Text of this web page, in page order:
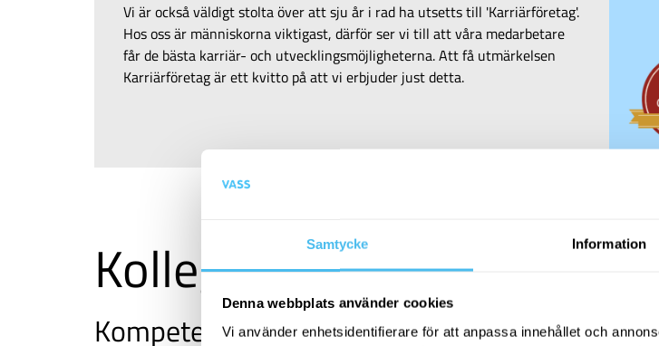
Samtycke Information
Denna webbplats använder cookies
Vi använder enhetsidentifierare för att anpassa innehållet och
Vi är också väldigt stolta över att sju år i rad ha utsetts till 'Karriärföretag'.
Hos oss är människorna viktigast, därför ser vi till att våra medarbetare
får de bästa karriär- och utvecklingsmöjligheterna. Att få utmärkelsen
Karriärföretag är ett kvitto på att vi erbjuder just detta.
Kollegor, kultur och
Kompetensutveckling